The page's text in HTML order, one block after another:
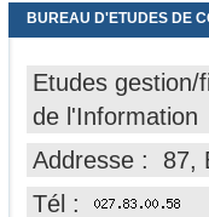
BUREAU D'ETUDES DE
Etudes gestion/
de l'Information
Addresse : 87,
Tél :